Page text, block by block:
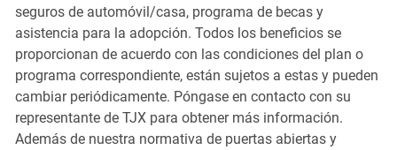
seguros de automóvil/casa, programa de becas y
asistencia para la adopción. Todos los beneficios se
proporcionan de acuerdo con las condiciones del plan o
programa correspondiente, están sujetos a estas y pueden
cambiar periódicamente. Póngase en contacto con su
representante de TJX para obtener más información.
Además de nuestra normativa de puertas abiertas y